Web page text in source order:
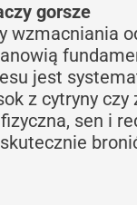
gorsze
wzmacniania
jest
z cytryny
sen i